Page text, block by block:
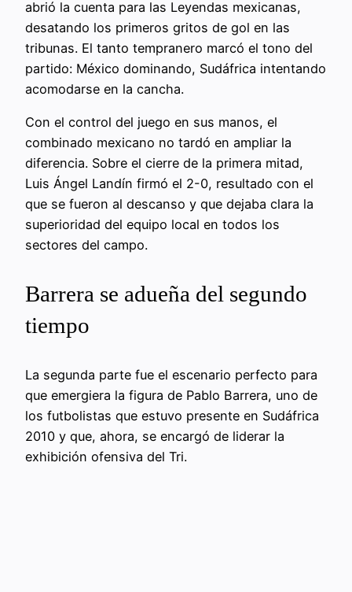
abrió la cuenta para las Leyendas mexicanas,
desatando los primeros gritos de gol en las
tribunas. El tanto tempranero marcó el tono del
partido: México dominando, Sudáfrica intentando
acomodarse en la cancha.
Con el control del juego en sus manos, el
combinado mexicano no tardó en ampliar la
diferencia. Sobre el cierre de la primera mitad,
Luis Ángel Landín firmó el 2-0, resultado con el
que se fueron al descanso y que dejaba clara la
superioridad del equipo local en todos los
sectores del campo.
Barrera se adueña del segundo
tiempo
La segunda parte fue el escenario perfecto para
que emergiera la figura de Pablo Barrera, uno de
los futbolistas que estuvo presente en Sudáfrica
2010 y que, ahora, se encargó de liderar la
exhibición ofensiva del Tri.